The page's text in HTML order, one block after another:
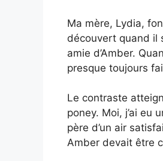
Ma mère, Lydia,
découvert quand il
amie d’Amber.
presque toujours
Le contraste
poney. Moi, j’ai eu
père d’un air
Amber devait être